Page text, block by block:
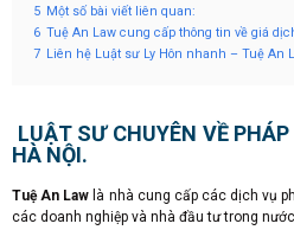
5 Một số bài viết liên quan:
6 Tuệ An Law cung cấp thông tin về giá
7 Liên hệ Luật sư Ly Hôn nhanh – Tuệ An
LUẬT SƯ CHUYÊN VỀ
HÀ NỘI.
Tuệ An Law là nhà cung cấp các dịch vụ
các doanh nghiệp và nhà đầu tư trong